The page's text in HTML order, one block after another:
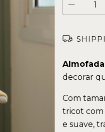
decorar
Com
tricot com
e suave,